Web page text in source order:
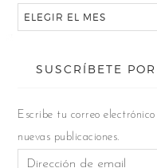
SUSCRÍBETE
Escribe tu correo
nuevas publicaciones.